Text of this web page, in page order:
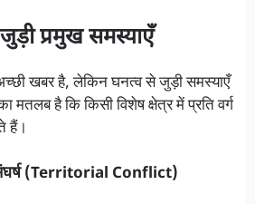
प्रमुख समस्याएँ
खबर है, लेकिन घनत्व से जुड़ी समस्याएँ
मतलब है कि किसी विशेष क्षेत्र में प्रति वर्ग
हैं।
(Territorial Conflict)